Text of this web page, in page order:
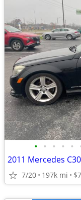
• • • • •
7/20 197k mi